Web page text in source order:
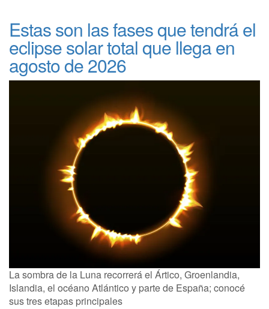
Estas son las fases que tendrá el
eclipse solar total que llega en
agosto de 2026
La sombra de la Luna recorrerá el Ártico, Groenlandia,
Islandia, el océano Atlántico y parte de España; conocé
sus tres etapas principales